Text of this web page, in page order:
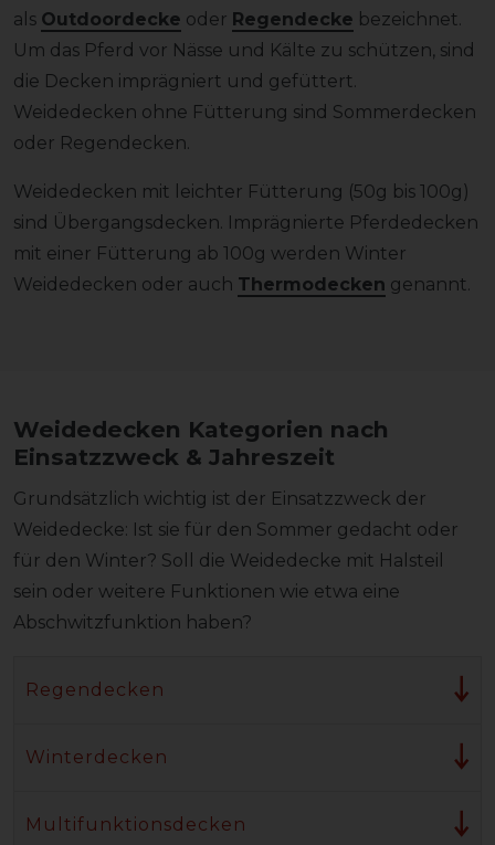
als Outdoordecke oder Regendecke bezeichnet.
Um das Pferd vor Nässe und Kälte zu schützen, sind
die Decken imprägniert und gefüttert.
Weidedecken ohne Fütterung sind Sommerdecken
oder Regendecken.
Weidedecken mit leichter Fütterung (50g bis 100g)
sind Übergangsdecken. Imprägnierte Pferdedecken
mit einer Fütterung ab 100g werden Winter
Weidedecken oder auch Thermodecken genannt.
Weidedecken Kategorien nach
Einsatzzweck & Jahreszeit
Grundsätzlich wichtig ist der Einsatzzweck der
Weidedecke: Ist sie für den Sommer gedacht oder
für den Winter? Soll die Weidedecke mit Halsteil
sein oder weitere Funktionen wie etwa eine
Abschwitzfunktion haben?
Regendecken
Winterdecken
Multifunktionsdecken